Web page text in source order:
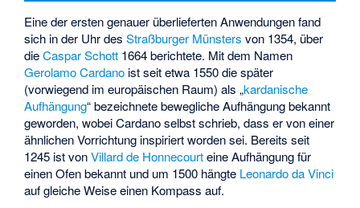
Eine der ersten genauer überlieferten Anwendungen fand
sich in der Uhr desStraßburger Münsters von 1354, über
dieCaspar Schott 1664 berichtete. Mit dem Namen
Gerolamo Cardano ist seit etwa 1550 die später
(vorwiegend im europäischen Raum) als „kardanische
Aufhängung“ bezeichnete bewegliche Aufhängung bekannt
geworden, wobei Cardano selbst schrieb, dass er von einer
ähnlichen Vorrichtung inspiriert worden sei. Bereits seit
1245 ist vonVillard de Honnecourteine Aufhängung für
einen Ofen bekannt und um 1500 hängte Leonardo da Vinci
auf gleiche Weise einen Kompass auf.